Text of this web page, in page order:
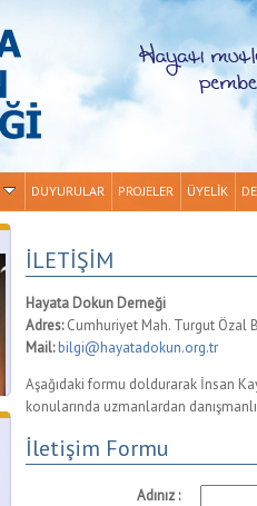
DUYURULAR PROJELER ÜYELİK
İLETİŞİM
Hayata Dokun Derneği
Adres:Cumhuriyet Mah. Turgut Özal
Mail: bilgi@hayatadokun.org.tr
Aşağıdaki formu doldurarak İnsan
konularında uzmanlardan
İletişim Formu
Adınız :